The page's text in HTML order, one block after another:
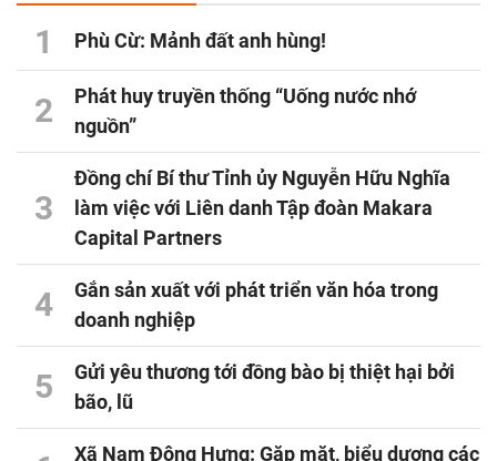
1 Phù Cừ: Mảnh đất anh hùng!
2
Phát huy truyền thống “Uống nước nhớ
nguồn”
3
Đồng chí Bí thư Tỉnh ủy Nguyễn Hữu Nghĩa
làm việc với Liên danh Tập đoàn Makara
Capital Partners
4
Gắn sản xuất với phát triển văn hóa trong
doanh nghiệp
5
Gửi yêu thương tới đồng bào bị thiệt hại bởi
bão, lũ
Xã Nam Đông Hưng: Gặp mặt, biểu dương các